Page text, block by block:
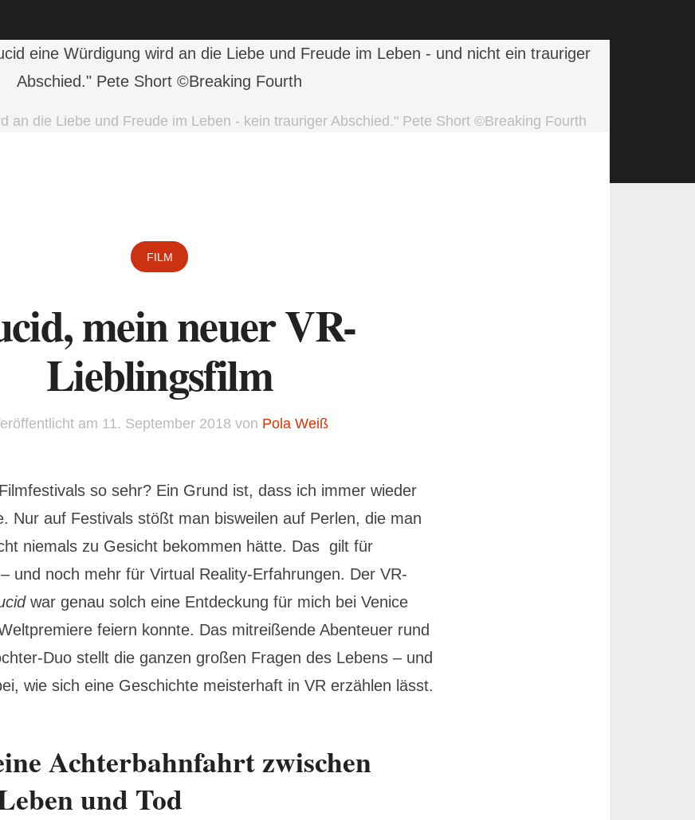
an die Liebe und Freude im Leben - kein trauriger Abschied." Pete Short ©Breaking Fourth
FILM
mein neuer VR-
Lieblingsfilm
am 11. September 2018 von Pola Weiß
so sehr? Ein Grund ist, dass ich immer wieder
Nur auf Festivals stößt man bisweilen auf Perlen, die man
niemals zu Gesicht bekommen hätte. Das gilt für
und noch mehr für Virtual Reality-Erfahrungen. Der VR-
war genau solch eine Entdeckung für mich bei Venice
feiern konnte. Das mitreißende Abenteuer rund
Duo stellt die ganzen großen Fragen des Lebens – und
wie sich eine Geschichte meisterhaft in VR erzählen lässt.
Achterbahnfahrt zwischen
und Tod